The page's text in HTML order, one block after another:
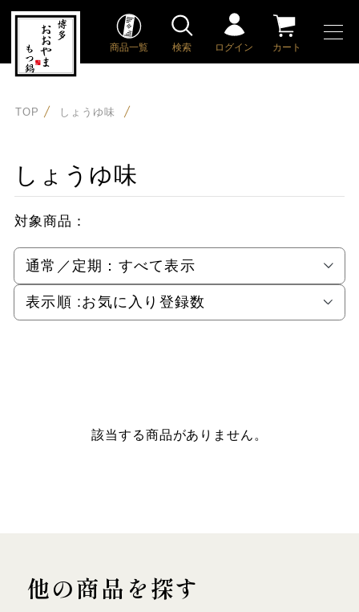
商品一覧 検索 ログイン カート
TOP しょうゆ味
しょうゆ味
対象商品：
通常／定期： すべて表示
表示順 :お気に入り登録数
該当する商品がありません。
他の商品を探す